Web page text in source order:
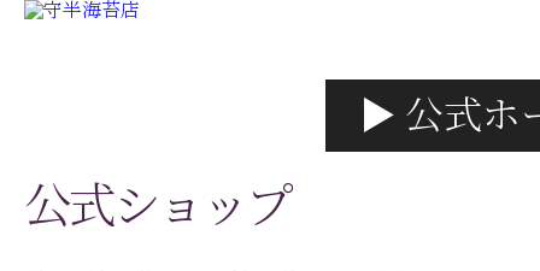
公式ショップ
▶ 公式ホ